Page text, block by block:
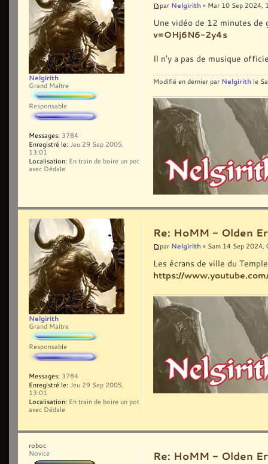
par Nelgirith » Mar 10 Sep 2024,
Une vidéo de 12 minutes de
v=OHj6N6-2y4s
Il n'y a pas de musique
Modifié en dernier par Nelgirith le
Nelgirith
Grand Maître
Responsable
Messages: 3784
Enregistré le: Jeu 29 Sep 2005,
13:01
Localisation: En train de boire un pot
avec Dédale
Re: HoMM - Olden
par Nelgirith » Sam 14 Sep 2024,
Les écrans de ville du
https://
Nelgirith
Grand Maître
Responsable
Messages: 3784
Enregistré le: Jeu 29 Sep 2005,
13:01
Localisation: En train de boire un pot
avec Dédale
Re: HoMM - Olden
roboc
Novice